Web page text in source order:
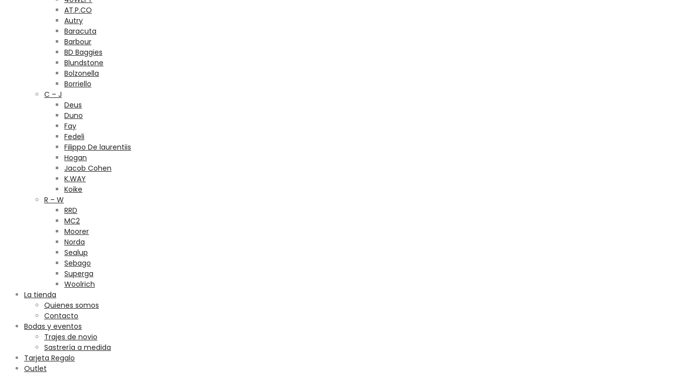
AT.P.CO
Autry
Baracuta
Barbour
BD Baggies
Blundstone
Bolzonella
Borriello
C – J
Deus
Duno
Fay
Fedeli
Filippo De laurentiis
Hogan
Jacob Cohen
K.WAY
Koike
R – W
RRD
MC2
Moorer
Norda
Sealup
Sebago
Superga
Woolrich
La tienda
Quienes somos
Contacto
Bodas y eventos
Trajes de novio
Sastrería a medida
Tarjeta Regalo
Outlet